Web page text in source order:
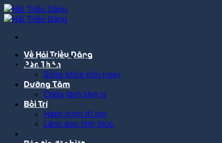
Bỏ
qua
dung
Về Hải Triều Dâng
Rèn Thân
Sống khỏe mỗi ngày
Dưỡng Tâm
Chữa lành tâm lý
Bồi Trí
Hành trình đi tìm
Lãnh đạo tỉnh thức
Lưu trữ thẻ: